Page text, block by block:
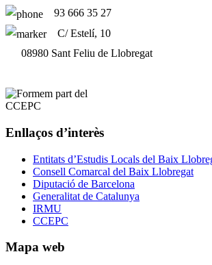
93 666 35 27
C/ Estelí, 10
08980 Sant Feliu de Llobregat
Enllaços d’interès
Entitats d’Estudis Locals del Baix
Consell Comarcal del Baix Llobregat
Diputació de Barcelona
Generalitat de Catalunya
IRMU
CCEPC
Mapa web